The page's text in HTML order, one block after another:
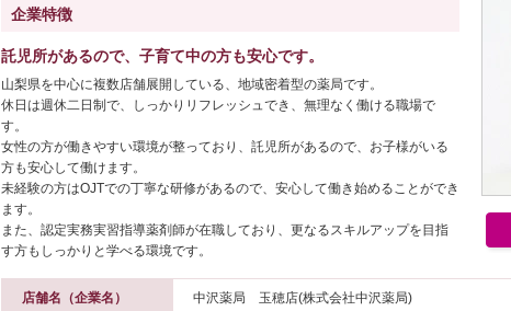
企業特徴
託児所があるので、子育て中の方も安心です。
山梨県を中心に複数店舗展開している、地域密着型の薬局です。
休日は週休二日制で、しっかりリフレッシュでき、無理なく働ける職場で
す。
女性の方が働きやすい環境が整っており、託児所があるので、お子様がいる
方も安心して働けます。
未経験の方はOJTでの丁寧な研修があるので、安心して働き始めることができ
ます。
また、認定実務実習指導薬剤師が在職しており、更なるスキルアップを目指
す方もしっかりと学べる環境です。
店舗名（企業名） 中沢薬局 玉穂店(株式会社中沢薬局)